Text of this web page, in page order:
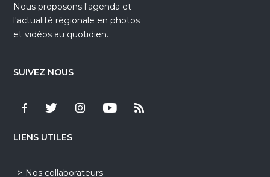
Nous proposons l'agenda et
l'actualité régionale en photos
et vidéos au quotidien.
SUIVEZ NOUS
LIENS UTILES
Nos collaborateurs